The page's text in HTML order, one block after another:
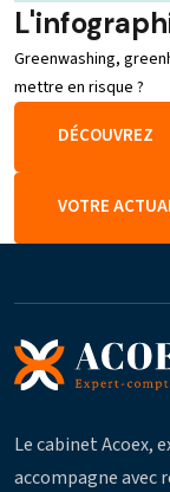
Greenwashing,
mettre en risque ?
DÉCOUVREZ
VOTRE
Le cabinet Acoex,
accompagne